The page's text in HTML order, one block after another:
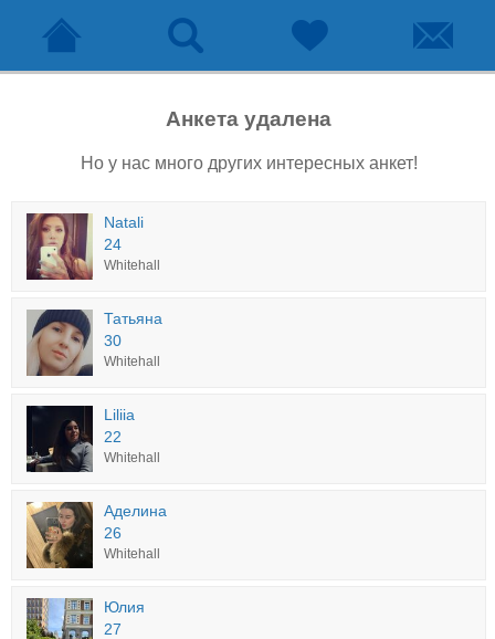
Анкета удалена
Но у нас много других интересных анкет!
Natali
24
Whitehall
Татьяна
30
Whitehall
Liliia
22
Whitehall
Аделина
26
Whitehall
Юлия
27